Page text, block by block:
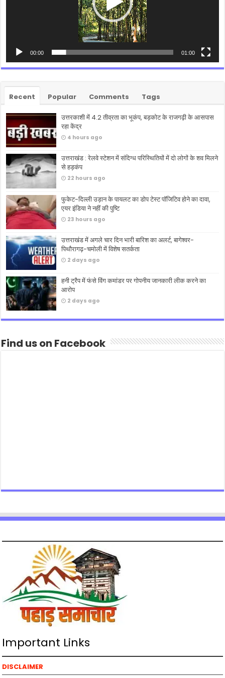
00:00 01:00
Recent Popular Comments Tags
उत्तरकाशी में 4.2 तीव्रता का भूकंप, बड़कोट के राजगढ़ी के आसपास
रहा केंद्र
4 hours ago
उत्तराखंड : रेलवे स्टेशन में संदिग्ध परिस्थितियों में दो लोगों के शव मिलने
से हड़कंप
22 hours ago
फुकेट-दिल्ली उड़ान के पायलट का डोप टेस्ट पॉजिटिव होने का दावा,
एयर इंडिया ने नहीं की पुष्टि
23 hours ago
उत्तराखंड में अगले चार दिन भारी बारिश का अलर्ट, बागेश्वर-
पिथौरागढ़-चमोली में विशेष सतर्कता
2 days ago
हनी ट्रैप में फंसे विंग कमांडर पर गोपनीय जानकारी लीक करने का
आरोप
2 days ago
Find us on Facebook
Important Links
DISCLAIMER